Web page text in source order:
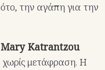
την αγάπη για την
Μary Katrantzou
χωρίς μετάφραση. Η